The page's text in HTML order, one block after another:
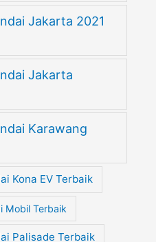
Jakarta 2021
Jakarta
Karawang
Kona EV Terbaik
Mobil Terbaik
Palisade Terbaik